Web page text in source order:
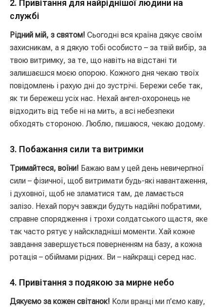
2. Привітання для найріднішої людини на
службі
Рідний мій, з святом! Сьогодні вся країна дякує своїм
захисникам, а я дякую тобі особисто – за твій вибір, за
твою витримку, за те, що навіть на відстані ти
залишаєшся моєю опорою. Кожного дня чекаю твоїх
повідомлень і рахую дні до зустрічі. Бережи себе так,
як ти бережеш усіх нас. Нехай ангел-охоронець не
відходить від тебе ні на мить, а всі небезпеки
обходять стороною. Люблю, пишаюся, чекаю додому.
3. Побажання сили та витримки
Тримайтеся, воїни! Бажаю вам у цей день невичерпної
сили – фізичної, щоб витримати будь-які навантаження,
і духовної, щоб не зламатися там, де ламається
залізо. Нехай поруч завжди будуть надійні побратими,
справне спорядження і трохи солдатського щастя, яке
так часто рятує у найскладніші моменти. Хай кожне
завдання завершується поверненням на базу, а кожна
ротація – обіймами рідних. Ви – найкращі серед нас.
4. Привітання з подякою за мирне небо
Дякуємо за кожен світанок! Коли вранці ми п’ємо каву,